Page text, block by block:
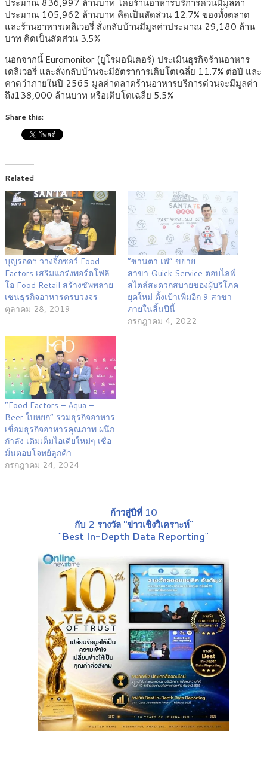
ประมาณ 836,997 ล้านบาท โดยร้านอาหารบริการด่วนมีมูลค่า
ประมาณ 105,962 ล้านบาท คิดเป็นสัดส่วน 12.7% ของทั้งตลาด
และร้านอาหารเดลิเวอรี่ สั่งกลับบ้านมีมูลค่าประมาณ 29,180 ล้าน
บาท คิดเป็นสัดส่วน 3.5%
นอกจากนี้ Euromonitor (ยูโรมอนิเตอร์) ประเมินธุรกิจร้านอาหาร
เดลิเวอรี่ และสั่งกลับบ้านจะมีอัตราการเติบโตเฉลี่ย 11.7% ต่อปี และ
คาดว่าภายในปี 2565 มูลค่าตลาดร้านอาหารบริการด่วนจะมีมูลค่า
ถึง138,000 ล้านบาท หรือเติบโตเฉลี่ย 5.5%
Share this:
Related
บุญรอดฯ วางจิ๊กซอว์ Food
Factors เสริมแกร่งพอร์ตโฟลิ
โอ Food Retail สร้างซัพพลาย
เชนธุรกิจอาหารครบวงจร
ตุลาคม 28, 2019
“ซานตา เฟ่” ขยาย
สาขา Quick Service ตอบไลฟ์
สไตล์สะดวกสบายของผู้บริโภค
ยุคใหม่ ตั้งเป้าเพิ่มอีก 9 สาขา
ภายในสิ้นปีนี้
กรกฎาคม 4, 2022
“Food Factors – Aqua –
Beer ใบหยก” รวมธุรกิจอาหาร
เชื่อมธุรกิจอาหารคุณภาพ ผนึก
กำลัง เติมเต็มไอเดียใหม่ๆ เชื่อ
มั่นตอบโจทย์ลูกค้า
กรกฎาคม 24, 2024
ก้าวสู่ปีที่ 10
กับ 2 รางวัล "ข่าวเชิงวิเคราะห์"
"Best In-Depth Data Reporting"